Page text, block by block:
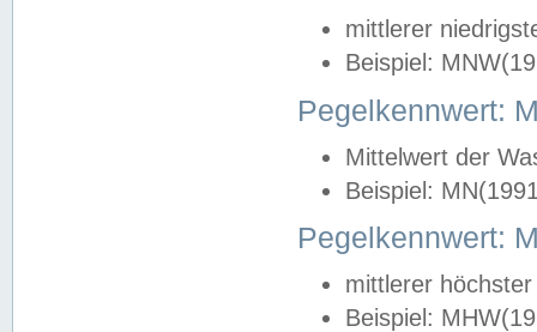
mittlerer
Beispiel:
Pegelkennwert:
Mittelwert der
Beispiel:
Pegelkennwert:
mittlerer
Beispiel: